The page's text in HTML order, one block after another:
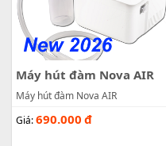
Máy hút đàm Nova AIR
Máy hút đàm Nova AIR
Giá:690.000 đ